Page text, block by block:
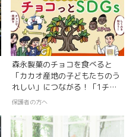
森永製菓のチョコを食べると
「カカオ産地の子どもたちのう
れしい」につながる！「1チョ
コ for 1スマイル」
保護者の方へ